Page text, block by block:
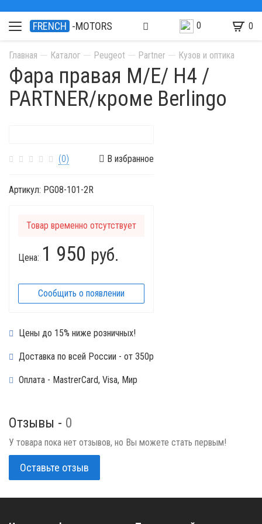
FRENCH -MOTORS 0 0
Главная Каталог Peugeot Partner Кузов и оптика
Фара правая M/E/ H4 /
PARTNER/кроме Berlingo
(0) В избранное
Артикул: PG08-101-2R
Товар временно отсутствует
Цена: 1 950 руб.
Сообщить о появлении
Цены до 15% ниже розничных!
Доставка по всей России - от 350р
Оплата - MastrerCard, Visa, Мир
Отзывы - 0
У товара пока нет отзывов, но Вы можете стать первым!
Оставьте отзыв